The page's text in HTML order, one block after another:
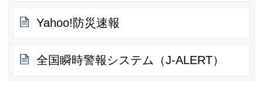
Yahoo!防災速報
全国瞬時警報システム（J-ALERT）